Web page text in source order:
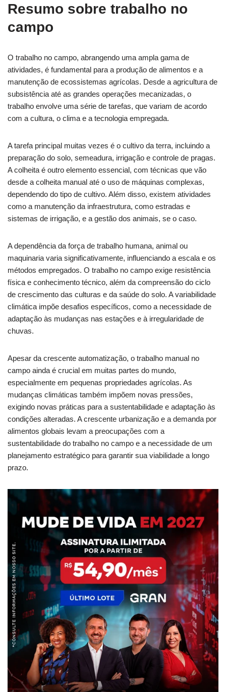
Resumo sobre trabalho no
campo
O trabalho no campo, abrangendo uma ampla gama de
atividades, é fundamental para a produção de alimentos e a
manutenção de ecossistemas agrícolas. Desde a agricultura de
subsistência até as grandes operações mecanizadas, o
trabalho envolve uma série de tarefas, que variam de acordo
com a cultura, o clima e a tecnologia empregada.
A tarefa principal muitas vezes é o cultivo da terra, incluindo a
preparação do solo, semeadura, irrigação e controle de pragas.
A colheita é outro elemento essencial, com técnicas que vão
desde a colheita manual até o uso de máquinas complexas,
dependendo do tipo de cultivo. Além disso, existem atividades
como a manutenção da infraestrutura, como estradas e
sistemas de irrigação, e a gestão dos animais, se o caso.
A dependência da força de trabalho humana, animal ou
maquinaria varia significativamente, influenciando a escala e os
métodos empregados. O trabalho no campo exige resistência
física e conhecimento técnico, além da compreensão do ciclo
de crescimento das culturas e da saúde do solo. A variabilidade
climática impõe desafios específicos, como a necessidade de
adaptação às mudanças nas estações e à irregularidade de
chuvas.
Apesar da crescente automatização, o trabalho manual no
campo ainda é crucial em muitas partes do mundo,
especialmente em pequenas propriedades agrícolas. As
mudanças climáticas também impõem novas pressões,
exigindo novas práticas para a sustentabilidade e adaptação às
condições alteradas. A crescente urbanização e a demanda por
alimentos globais levam a preocupações com a
sustentabilidade do trabalho no campo e a necessidade de um
planejamento estratégico para garantir sua viabilidade a longo
prazo.